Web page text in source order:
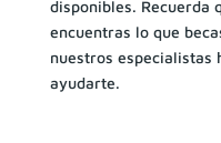
disponibles. Recuerda
encuentras lo que
nuestros especialistas
ayudarte.